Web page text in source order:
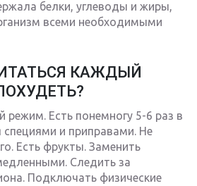
белки, углеводы и жиры,
всеми необходимыми
КАЖДЫЙ
режим. Есть понемногу 5-6 раз в
специями и приправами. Не
Есть фрукты. Заменить
Следить за
Подключать физические